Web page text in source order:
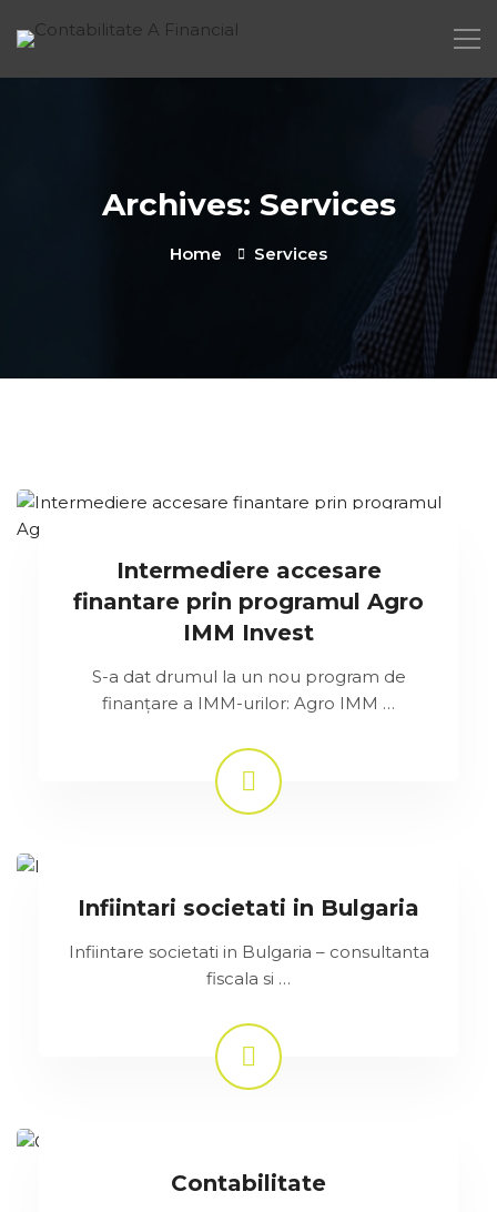
Archives: Services
Home Services
Intermediere accesare
finantare prin programul Agro
IMM Invest
S-a dat drumul la un nou program de
finanţare a IMM-urilor: Agro IMM …
Infiintari societati in Bulgaria
Infiintare societati in Bulgaria – consultanta
fiscala si …
Contabilitate